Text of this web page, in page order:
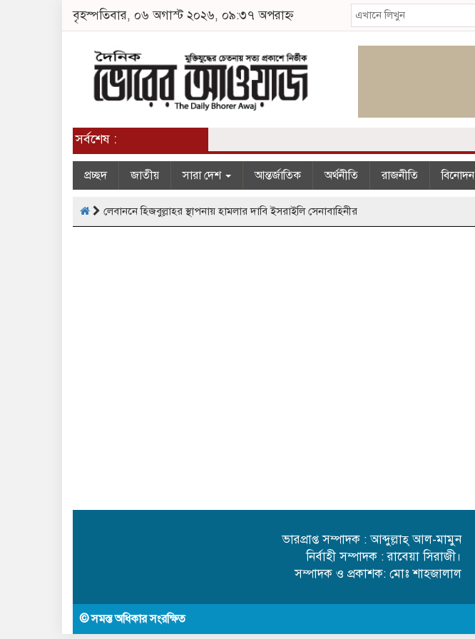
বৃহস্পতিবার, ০৬ অগাস্ট ২০২৬, ০৯:৩৭ অপরাহ্ন
সর্বশেষ :
প্রচ্ছদ জাতীয় সারা দেশ আন্তর্জাতিক অর্থনীতি রাজনীতি বিনোদন
লেবাননে হিজবুল্লাহর স্থাপনায় হামলার দাবি ইসরাইলি সেনাবাহিনীর
ভারপ্রাপ্ত সম্পাদক : আব্দুল্লাহ্ আল-মামুন
নির্বাহী সম্পাদক : রাবেয়া সিরাজী।
সম্পাদক ও প্রকাশক: মোঃ শাহজালাল
© সমস্ত অধিকার সংরক্ষিত